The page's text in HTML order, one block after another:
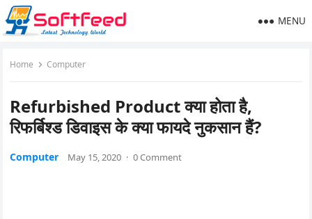
MENU
Home Computer
Refurbished Product क्या होता है,
रिफर्बिश्‍ड डिवाइस के क्या फायदे नुकसान हैं?
Computer May 15, 2020 · 0 Comment